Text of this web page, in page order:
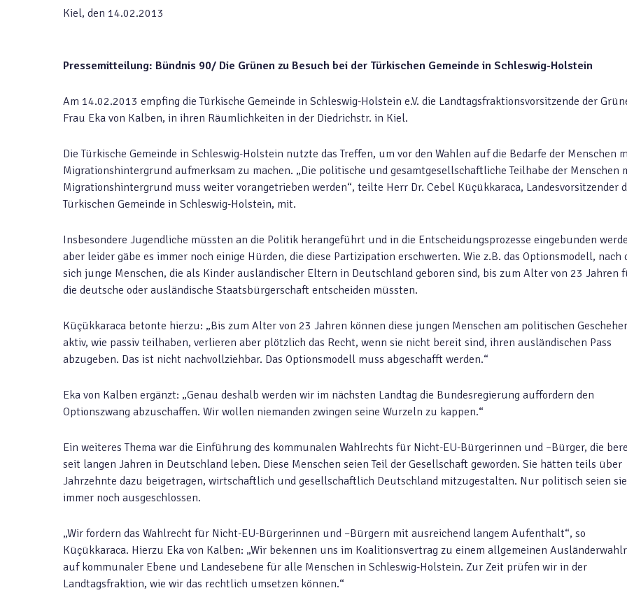
Kiel, den 14.02.2013
Pressemitteilung: Bündnis 90/ Die Grünen zu Besuch bei der Türkischen Gemeinde in Schleswig-Holstein
Am 14.02.2013 empfing die Türkische Gemeinde in Schleswig-Holstein e.V. die Landtagsfraktionsvorsitzende der
Frau Eka von Kalben, in ihren Räumlichkeiten in der Diedrichstr. in Kiel.
Die Türkische Gemeinde in Schleswig-Holstein nutzte das Treffen, um vor den Wahlen auf die Bedarfe der Menschen
Migrationshintergrund aufmerksam zu machen. „Die politische und gesamtgesellschaftliche Teilhabe der Menschen
Migrationshintergrund muss weiter vorangetrieben werden“, teilte Herr Dr. Cebel Küçükkaraca, Landesvorsitzender
Türkischen Gemeinde in Schleswig-Holstein, mit.
Insbesondere Jugendliche müssten an die Politik herangeführt und in die Entscheidungsprozesse eingebunden
aber leider gäbe es immer noch einige Hürden, die diese Partizipation erschwerten. Wie z.B. das Optionsmodell, nach
sich junge Menschen, die als Kinder ausländischer Eltern in Deutschland geboren sind, bis zum Alter von 23 Jahren
die deutsche oder ausländische Staatsbürgerschaft entscheiden müssten.
Küçükkaraca betonte hierzu: „Bis zum Alter von 23 Jahren können diese jungen Menschen am politischen
aktiv, wie passiv teilhaben, verlieren aber plötzlich das Recht, wenn sie nicht bereit sind, ihren ausländischen Pass
abzugeben. Das ist nicht nachvollziehbar. Das Optionsmodell muss abgeschafft werden.“
Eka von Kalben ergänzt: „Genau deshalb werden wir im nächsten Landtag die Bundesregierung auffordern den
Optionszwang abzuschaffen. Wir wollen niemanden zwingen seine Wurzeln zu kappen.“
Ein weiteres Thema war die Einführung des kommunalen Wahlrechts für Nicht-EU-Bürgerinnen und –Bürger, die
seit langen Jahren in Deutschland leben. Diese Menschen seien Teil der Gesellschaft geworden. Sie hätten teils über
Jahrzehnte dazu beigetragen, wirtschaftlich und gesellschaftlich Deutschland mitzugestalten. Nur politisch seien sie
immer noch ausgeschlossen.
„Wir fordern das Wahlrecht für Nicht-EU-Bürgerinnen und –Bürgern mit ausreichend langem Aufenthalt“, so
Küçükkaraca. Hierzu Eka von Kalben: „Wir bekennen uns im Koalitionsvertrag zu einem allgemeinen
auf kommunaler Ebene und Landesebene für alle Menschen in Schleswig-Holstein. Zur Zeit prüfen wir in der
Landtagsfraktion, wie wir das rechtlich umsetzen können.“